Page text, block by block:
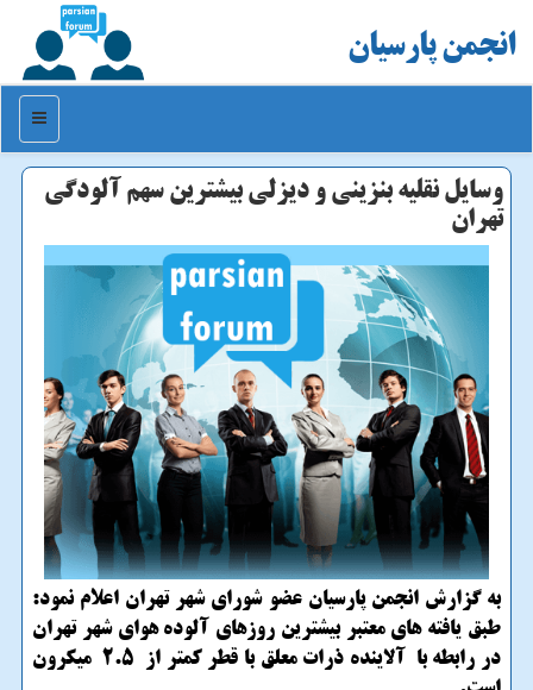
انجمن پارسیان
منو
وسایل نقلیه بنزینی و دیزلی بیشترین سهم آلودگی
تهران
به گزارش انجمن پارسیان عضو شورای شهر تهران اعلام نمود:
طبق یافته های معتبر بیشترین روزهای آلوده هوای شهر تهران
در رابطه با آلاینده ذرات معلق با قطر كمتر از ۲.۵ میكرون